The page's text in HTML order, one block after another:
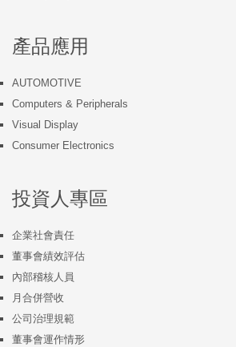
產品應用
AUTOMOTIVE
Computers & Peripherals
Visual Display
Consumer Electronics
投資人專區
企業社會責任
董事會績效評估
內部稽核人員
月合併營收
公司治理規範
董事會運作情形